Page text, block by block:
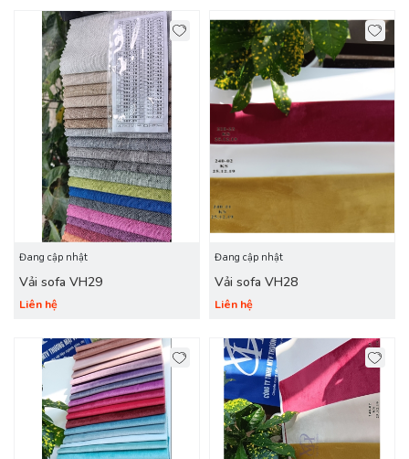
Đang cập nhật
Vải sofa VH29
Liên hệ
Đang cập nhật
Vải sofa VH28
Liên hệ